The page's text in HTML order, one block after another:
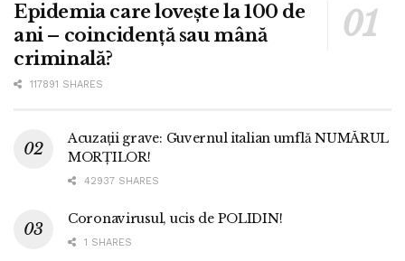
Epidemia care lovește la 100 de
ani – coincidență sau mână
criminală?
117891 SHARES
Acuzații grave: Guvernul italian umflă NUMĂRUL
MORȚILOR!
42937 SHARES
Coronavirusul, ucis de POLIDIN!
1 SHARES